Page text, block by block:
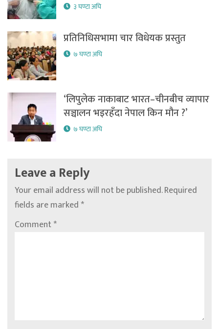
३ घण्टा अघि
प्रतिनिधिसभामा चार विधेयक प्रस्तुत
७ घण्टा अघि
‘लिपुलेक नाकाबाट भारत–चीनबीच व्यापार
सञ्चालन भइरहँदा नेपाल किन मौन ?’
७ घण्टा अघि
Leave a Reply
Your email address will not be published.Required
fields are marked*
Comment*